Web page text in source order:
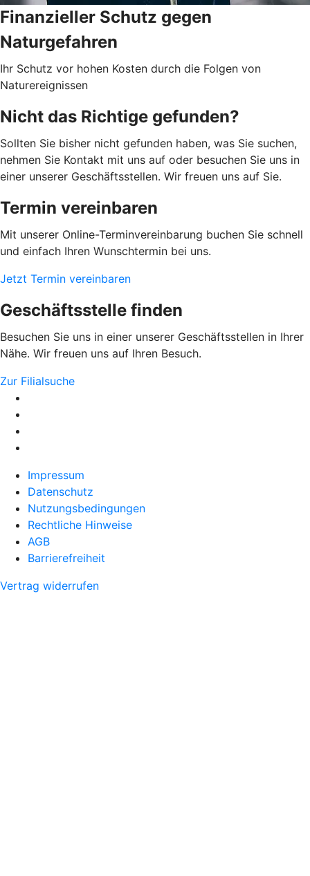
Finanzieller Schutz gegen
Naturgefahren
Ihr Schutz vor hohen Kosten durch die Folgen von
Naturereignissen
Nicht das Richtige gefunden?
Sollten Sie bisher nicht gefunden haben, was Sie suchen,
nehmen Sie Kontakt mit uns auf oder besuchen Sie uns in
einer unserer Geschäftsstellen. Wir freuen uns auf Sie.
Termin vereinbaren
Mit unserer Online-Terminvereinbarung buchen Sie schnell
und einfach Ihren Wunschtermin bei uns.
Jetzt Termin vereinbaren
Geschäftsstelle finden
Besuchen Sie uns in einer unserer Geschäftsstellen in Ihrer
Nähe. Wir freuen uns auf Ihren Besuch.
Zur Filialsuche
Impressum
Datenschutz
Nutzungsbedingungen
Rechtliche Hinweise
AGB
Barrierefreiheit
Vertrag widerrufen